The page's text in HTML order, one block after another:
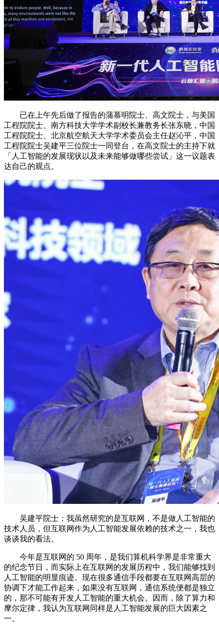
已在上午先后做了报告的蒲慕明院士、高文院士，与美国
工程院院士、南方科技大学学术副校长兼教务长张东晓，中国
工程院院士、北京航空航天大学学术委员会主任赵沁平，中国
工程院院士吴建平三位院士一同登台，在高文院士的主持下就
「人工智能的发展现状以及未来能够做哪些尝试」这一议题表
达自己的观点。
吴建平院士：我虽然研究的是互联网，不是做人工智能的
技术人员，但互联网作为人工智能发展依赖的技术之一，我也
谈谈我的看法。
今年是互联网的 50 周年，是我们算机科学界是非常重大
的纪念节日，而实际上在互联网的发展历程中，我们能够找到
人工智能的明显痕迹。现在很多通信手段都要在互联网高层的
协调下才能工作起来，如果没有互联网，通信系统便都是独立
的，那不可能有开发人工智能的重大机会。因而，除了算力和
摩尔定律，我认为互联网同样是人工智能发展的巨大因素之
一。